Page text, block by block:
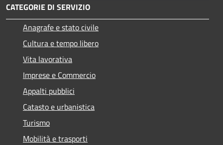
CATEGORIE DI SERVIZIO
Anagrafe e stato civile
Cultura e tempo libero
Vita lavorativa
Imprese e Commercio
Appalti pubblici
Catasto e urbanistica
Turismo
Mobilità e trasporti